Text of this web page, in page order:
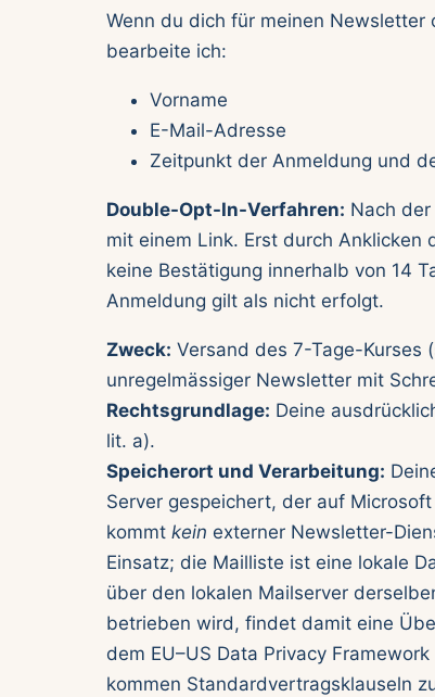
Wenn du dich für meinen
bearbeite ich:
Vorname
E-Mail-Adresse
Zeitpunkt der Anmeldung und
Double-Opt-In-Verfahren: Nach
mit einem Link. Erst durch
keine Bestätigung innerhalb von 14
Anmeldung gilt als nicht erfolgt.
Zweck: Versand des 7-Tage-Kurses
unregelmässiger Newsletter mit
Rechtsgrundlage: Deine
lit. a).
Speicherort und Verarbeitung:
Server gespeichert, der auf
kommt kein externer Newsletter-
Einsatz; die Mailliste ist eine lokale
über den lokalen Mailserver
betrieben wird, findet damit eine
dem EU–US Data Privacy
kommen Standard­vertrags­klauseln